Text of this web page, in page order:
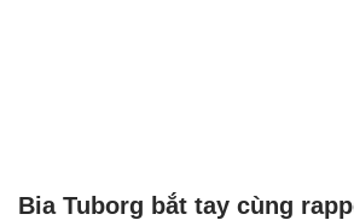
Bia Tuborg bắt tay cùng